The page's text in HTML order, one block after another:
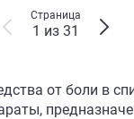
Страница
1 из 31
от боли в